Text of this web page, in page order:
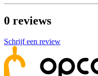
0 reviews
Schrijf een review